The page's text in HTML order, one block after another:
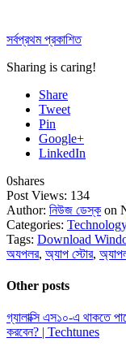
সর্বপ্রথম প্রকাশিত
Sharing is caring!
Share
Tweet
Pin
Google+
LinkedIn
0shares
Post Views: 134
Author: নিউজ ডেস্ক on
Categories:
Tags: Download
অযপলর, অ্যাপ স্টোর,
Other posts
গ্যালাক্সি এস১০-এ থাকতে
করবেন? | Techtunes